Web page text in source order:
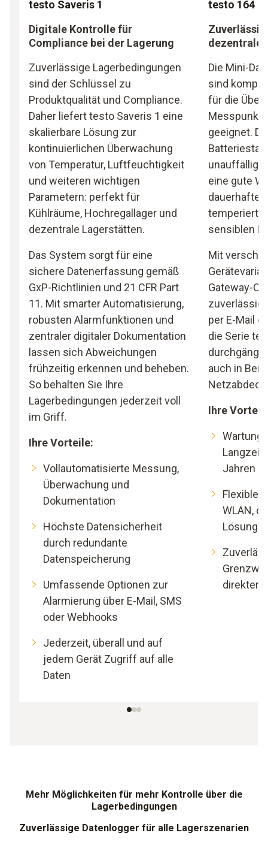
testo Saveris 1
Digitale Kontrolle für
Compliance bei der Lagerung
Zuverlässige Lagerbedingungen
sind der Schlüssel zu
Produktqualität und Compliance.
Daher liefert testo Saveris 1 eine
skalierbare Lösung zur
kontinuierlichen Überwachung
von Temperatur, Luftfeuchtigkeit
und weiteren wichtigen
Parametern: perfekt für
Kühlräume, Hochregallager und
dezentrale Lagerstätten.
Das System sorgt für eine
sichere Datenerfassung gemäß
GxP-Richtlinien und 21 CFR Part
11. Mit smarter Automatisierung,
robusten Alarmfunktionen und
zentraler digitaler Dokumentation
lassen sich Abweichungen
frühzeitig erkennen und beheben.
So behalten Sie Ihre
Lagerbedingungen jederzeit voll
im Griff.
Ihre Vorteile:
Vollautomatisierte Messung,
Überwachung und
Dokumentation
Höchste Datensicherheit
durch redundante
Datenspeicherung
Umfassende Optionen zur
Alarmierung über E-Mail, SMS
oder Webhooks
Jederzeit, überall und auf
jedem Gerät Zugriff auf alle
Daten
testo 164
dezentrale
Die Mini-
sind
für die
geeignet.
eine gute
sensiblen
Mit
Gateway-
per E-Mail
die Serie
auch in
Ihre
Jahren
Flexibler
WLAN,
direkter
Mehr Möglichkeiten für mehr Kontrolle über die
Lagerbedingungen
Zuverlässige Datenlogger für alle Lagerszenarien